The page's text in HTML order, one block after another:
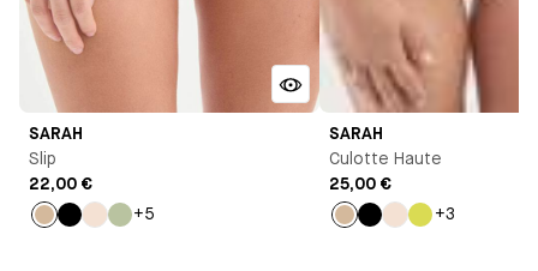
SARAH
Slip
22,00 €
+5
SARAH
Culotte Haute
25,00 €
+3